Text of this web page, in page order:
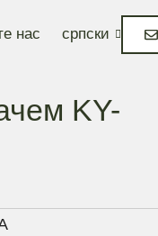
нас српски
KY-